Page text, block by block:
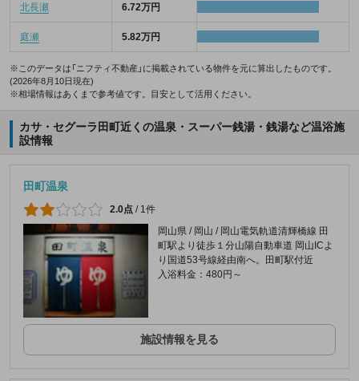
北長瀬 6.72万円
庭瀬 5.82万円
※このデータは「ニフティ不動産」に掲載されている物件を元に算出したものです。
(2026年8月10日現在)
※相場情報はあくまで参考値です。目安として活用ください。
カサ・セグーラ田町近くの温泉・スーパー銭湯・銭湯など温浴施
設情報
田町温泉
2.0点 / 1件
岡山県 / 岡山 / 岡山電気軌道清輝橋線 田
町駅より徒歩１分山陽自動車道 岡山ICよ
り国道53号線経由南へ。田町駅付近
入浴料金：480円～
施設情報を見る